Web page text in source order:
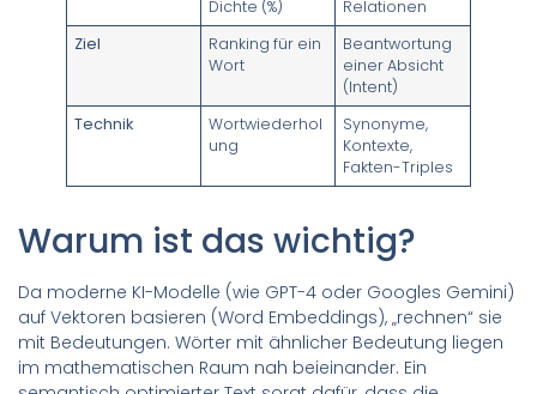
Dichte (%)
Relationen
Ziel
Ranking für ein
Wort
Beantwortung
einer Absicht
(Intent)
Technik
Wortwiederhol
ung
Synonyme,
Kontexte,
Fakten-Triples
Warum ist das wichtig?
Da moderne KI-Modelle (wie GPT-4 oder Googles Gemini)
auf Vektoren basieren (Word Embeddings), „rechnen“ sie
mit Bedeutungen. Wörter mit ähnlicher Bedeutung liegen
im mathematischen Raum nah beieinander. Ein